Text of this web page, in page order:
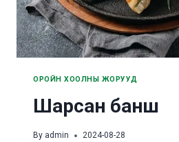
ОРОЙН ХООЛНЫ ЖОРУУД
Шарсан банш
By admin 2024-08-28